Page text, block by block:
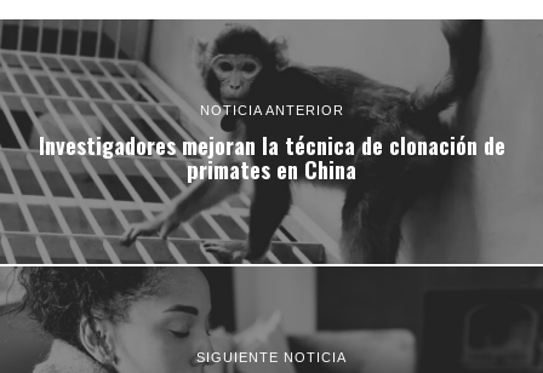
NOTICIA ANTERIOR
Investigadores mejoran la técnica de clonación de
primates en China
SIGUIENTE NOTICIA